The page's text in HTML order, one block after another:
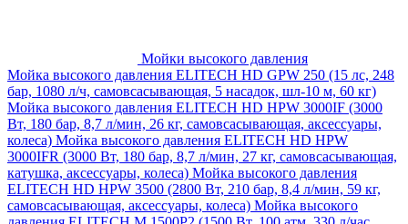
Мойки высокого давления
Мойка высокого давления ELITECH HD GPW 250 (15 лс, 248
бар, 1080 л/ч, самовсасывающая, 5 насадок, шл-10 м, 60 кг)
Мойка высокого давления ELITECH HD HPW 3000IF (3000
Вт, 180 бар, 8,7 л/мин, 26 кг, самовсасывающая, аксессуары,
колеса) Мойка высокого давления ELITECH HD HPW
3000IFR (3000 Вт, 180 бар, 8,7 л/мин, 27 кг, самовсасывающая,
катушка, аксессуары, колеса) Мойка высокого давления
ELITECH HD HPW 3500 (2800 Вт, 210 бар, 8,4 л/мин, 59 кг,
самовсасывающая, аксессуары, колеса) Мойка высокого